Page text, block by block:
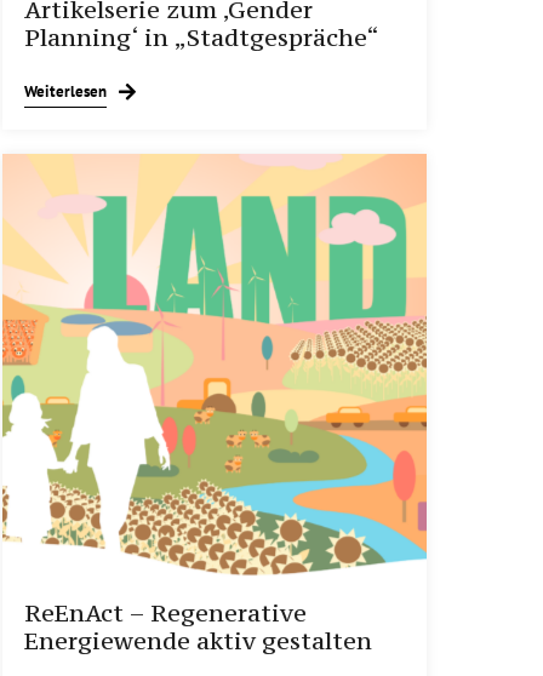
Artikelserie zum ‚Gender
Planning‘ in „Stadtgespräche“
Weiterlesen
ReEnAct – Regenerative
Energiewende aktiv gestalten